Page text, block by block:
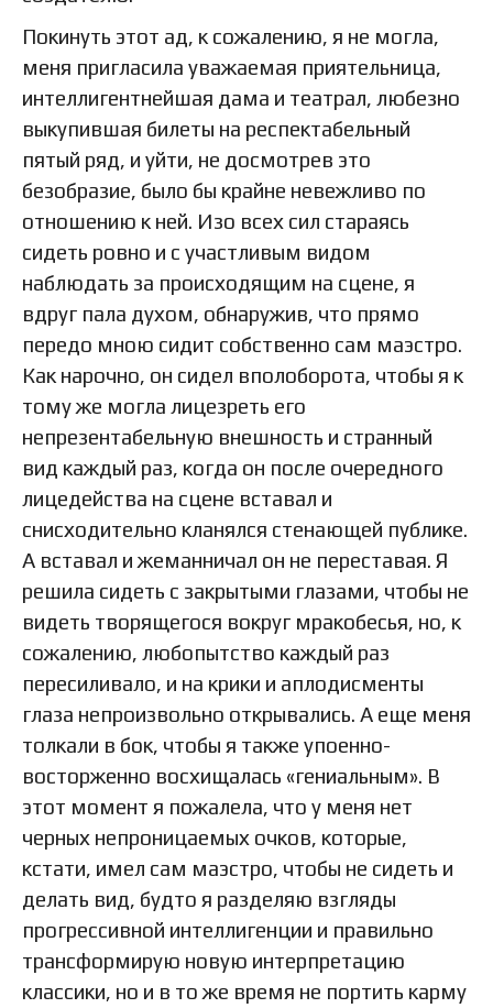
Покинуть этот ад, к сожалению, я не могла,
меня пригласила уважаемая приятельница,
интеллигентнейшая дама и театрал, любезно
выкупившая билеты на респектабельный
пятый ряд, и уйти, не досмотрев это
безобразие, было бы крайне невежливо по
отношению к ней. Изо всех сил стараясь
сидеть ровно и с участливым видом
наблюдать за происходящим на сцене, я
вдруг пала духом, обнаружив, что прямо
передо мною сидит собственно сам маэстро.
Как нарочно, он сидел вполоборота, чтобы я к
тому же могла лицезреть его
непрезентабельную внешность и странный
вид каждый раз, когда он после очередного
лицедейства на сцене вставал и
снисходительно кланялся стенающей публике.
А вставал и жеманничал он не переставая. Я
решила сидеть с закрытыми глазами, чтобы не
видеть творящегося вокруг мракобесья, но, к
сожалению, любопытство каждый раз
пересиливало, и на крики и аплодисменты
глаза непроизвольно открывались. А еще меня
толкали в бок, чтобы я также упоенно-
восторженно восхищалась «гениальным». В
этот момент я пожалела, что у меня нет
черных непроницаемых очков, которые,
кстати, имел сам маэстро, чтобы не сидеть и
делать вид, будто я разделяю взгляды
прогрессивной интеллигенции и правильно
трансформирую новую интерпретацию
классики, но и в то же время не портить карму